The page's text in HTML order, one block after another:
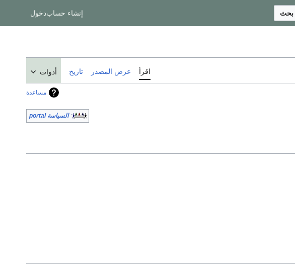
بحث إنشاء حسابدخول
اقرأ عرض المصدر تاريخ أدوات
مساعدة
السياسة portal